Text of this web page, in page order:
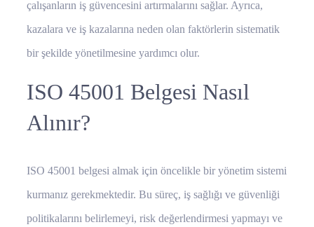
çalışanların iş güvencesini artırmalarını sağlar. Ayrıca,
kazalara ve iş kazalarına neden olan faktörlerin sistematik
bir şekilde yönetilmesine yardımcı olur.
ISO 45001 Belgesi Nasıl
Alınır?
ISO 45001 belgesi almak için öncelikle bir yönetim sistemi
kurmanız gerekmektedir. Bu süreç, iş sağlığı ve güvenliği
politikalarını belirlemeyi, risk değerlendirmesi yapmayı ve